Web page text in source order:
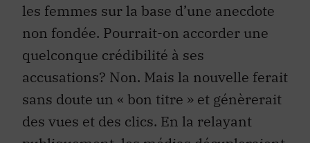
les femmes sur la base d’une anecdote
non fondée. Pourrait-on accorder une
quelconque crédibilité à ses
accusations? Non. Mais la nouvelle ferait
sans doute un « bon titre » et génèrerait
des vues et des clics. En la relayant